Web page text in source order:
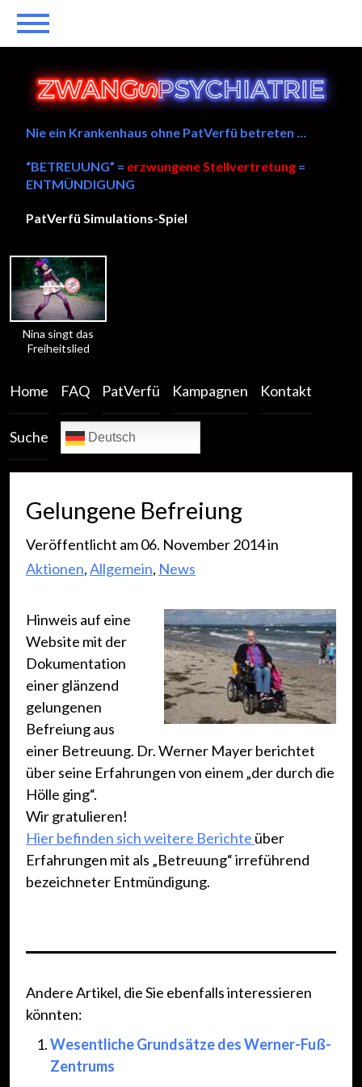
Nina singt das
Freiheitslied
Nie ein Krankenhaus ohne PatVerfü betreten …
“BETREUUNG” = erzwungene Stellvertretung =
ENTMÜNDIGUNG
PatVerfü Simulations-Spiel
Home FAQ PatVerfü Kampagnen Kontakt
Suche Deutsch
Gelungene Befreiung
Veröffentlicht am 06. November 2014 in
Aktionen,Allgemein, News
Hinweis auf eine
Website mit der
Dokumentation
einer glänzend
gelungenen
Befreiung aus
einer Betreuung. Dr. Werner Mayer berichtet
über seine Erfahrungen von einem „der durch die
Hölle ging“.
Wir gratulieren!
Hier befinden sich weitere Berichte über
Erfahrungen mit als „Betreuung“ irreführend
bezeichneter Entmündigung.
Andere Artikel, die Sie ebenfalls interessieren
könnten:
Wesentliche Grundsätze des Werner-Fuß-
Zentrums